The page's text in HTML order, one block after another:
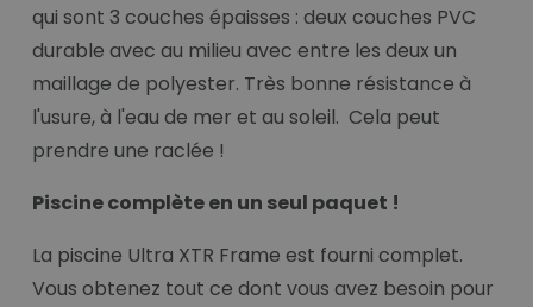
qui sont 3 couches épaisses : deux couches PVC
durable avec au milieu avec entre les deux un
maillage de polyester. Très bonne résistance à
l'usure, à l'eau de mer et au soleil. Cela peut
prendre une raclée !
Piscine complète en un seul paquet !
La piscine Ultra XTR Frame est fourni complet.
Vous obtenez tout ce dont vous avez besoin pour